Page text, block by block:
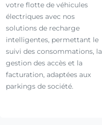
votre flotte de véhicules
électriques avec nos
solutions de recharge
intelligentes, permettant le
suivi des consommations, la
gestion des accès et la
facturation, adaptées aux
parkings de société.